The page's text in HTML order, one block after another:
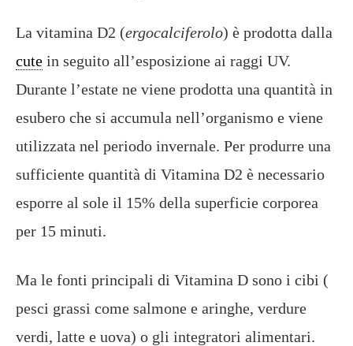
La vitamina D2 (ergocalciferolo) è prodotta dalla
cute in seguito all’esposizione ai raggi UV.
Durante l’estate ne viene prodotta una quantità in
esubero che si accumula nell’organismo e viene
utilizzata nel periodo invernale. Per produrre una
sufficiente quantità di Vitamina D2 è necessario
esporre al sole il 15% della superficie corporea
per 15 minuti.
Ma le fonti principali di Vitamina D sono i cibi (
pesci grassi come salmone e aringhe, verdure
verdi, latte e uova) o gli integratori alimentari.